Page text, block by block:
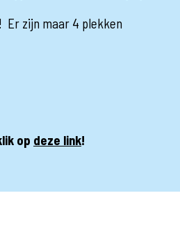
Er zijn maar 4 plekken
op deze link!